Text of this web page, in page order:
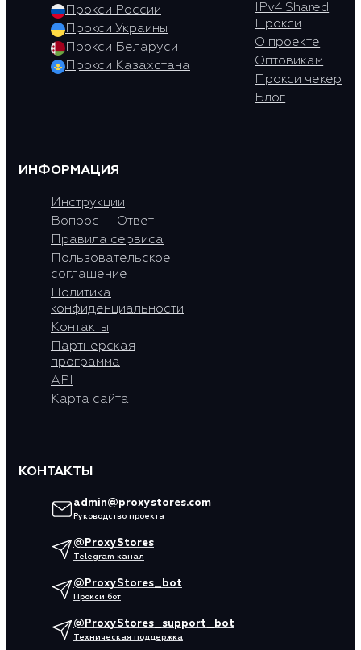
Прокси России
Прокси Украины
Прокси Беларуси
Прокси Казахстана
IPv4 Shared
Прокси
О проекте
Оптовикам
Прокси чекер
Блог
ИНФОРМАЦИЯ
Инструкции
Вопрос — Ответ
Правила сервиса
Пользовательское
соглашение
Политика
конфиденциальности
Контакты
Партнерская
программа
API
Карта сайта
КОНТАКТЫ
admin@proxystores.com
Руководство проекта
@ProxyStores
Telegram канал
@ProxyStores_bot
Прокси бот
@ProxyStores_support_bot
Техническая поддержка